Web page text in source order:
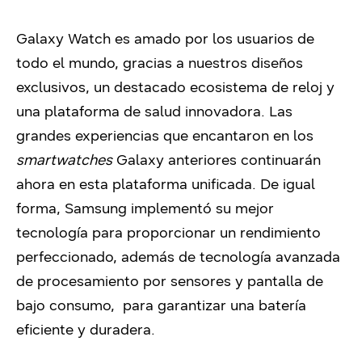
Galaxy Watch es amado por los usuarios de
todo el mundo, gracias a nuestros diseños
exclusivos, un destacado ecosistema de reloj y
una plataforma de salud innovadora. Las
grandes experiencias que encantaron en los
smartwatches Galaxy anteriores continuarán
ahora en esta plataforma unificada. De igual
forma, Samsung implementó su mejor
tecnología para proporcionar un rendimiento
perfeccionado, además de tecnología avanzada
de procesamiento por sensores y pantalla de
bajo consumo, para garantizar una batería
eficiente y duradera.